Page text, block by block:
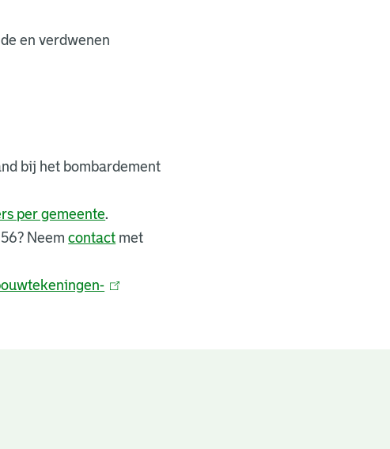
en verdwenen
bij het bombardement
per gemeente.
Neemcontact met